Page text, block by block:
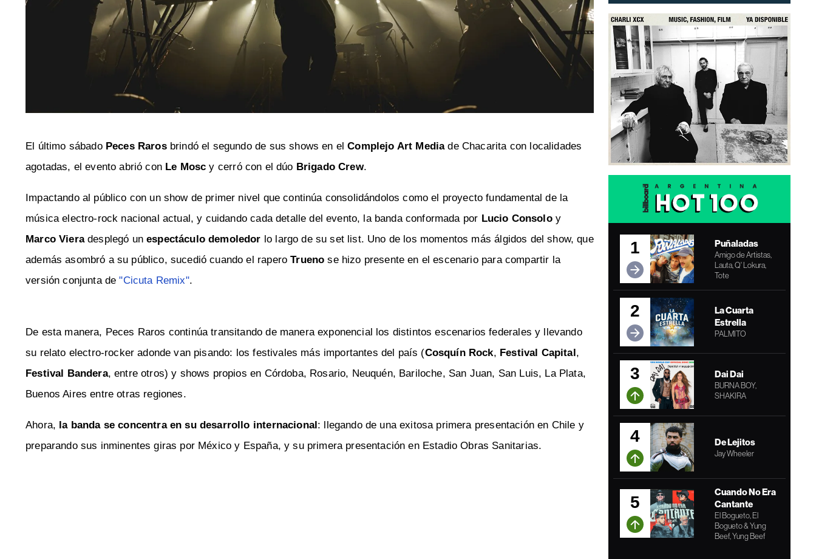
El último sábado Peces Rarosbrindó el segundo de sus shows en elComplejo Art Mediade Chacarita con localidades
agotadas, el evento abrió con Le Mosc y cerró con el dúo Brigado Crew.
Impactando al público con un show de primer nivel que continúa consolidándolos como el proyecto fundamental de la
música electro-rock nacional actual, y cuidando cada detalle del evento, la banda conformada por Lucio Consoloy
Marco Vieradesplegó unespectáculo demoledor lo largo de su set list. Uno de los momentos más álgidos del show, que
además asombró a su público, sucedió cuando el raperoTrueno se hizo presente en el escenario para compartir la
versión conjunta de"Cicuta Remix".
De esta manera, Peces Raros continúa transitando de manera exponencial los distintos escenarios federales y llevando
su relato electro-rocker adonde van pisando: los festivales más importantes del país (Cosquín Rock, Festival Capital ,
Festival Bandera, entre otros) y shows propios en Córdoba, Rosario, Neuquén, Bariloche, San Juan, San Luis, La Plata,
Buenos Aires entre otras regiones.
Ahora, la banda se concentra en su desarrollo internacional : llegando de una exitosa primera presentación en Chile y
preparando sus inminentes giras por México y España, y su primera presentación en Estadio Obras Sanitarias.
1 Puñaladas
Amigo de Artistas,
Lauta, Q' Lokura,
Tote
2
La Cuarta
Estrella
PALMITO
3 Dai Dai
BURNA BOY,
SHAKIRA
4 De Lejitos
Jay Wheeler
5
Cuando No Era
Cantante
El Bogueto, El
Bogueto & Yung
Beef, Yung Beef